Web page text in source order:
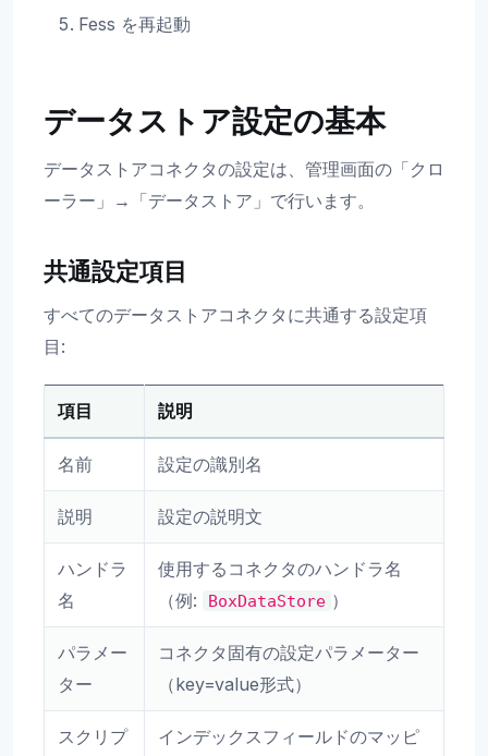
Fess を再起動
データストア設定の基本
データストアコネクタの設定は、管理画面の「クロ
ーラー」→「データストア」で行います。
共通設定項目
すべてのデータストアコネクタに共通する設定項
目:
項目 説明
名前 設定の識別名
説明 設定の説明文
ハンドラ
名
使用するコネクタのハンドラ名
（例:
BoxDataStore ）
パラメー
ター
コネクタ固有の設定パラメーター
（key=value形式）
スクリプ
インデックスフィールドのマッピ